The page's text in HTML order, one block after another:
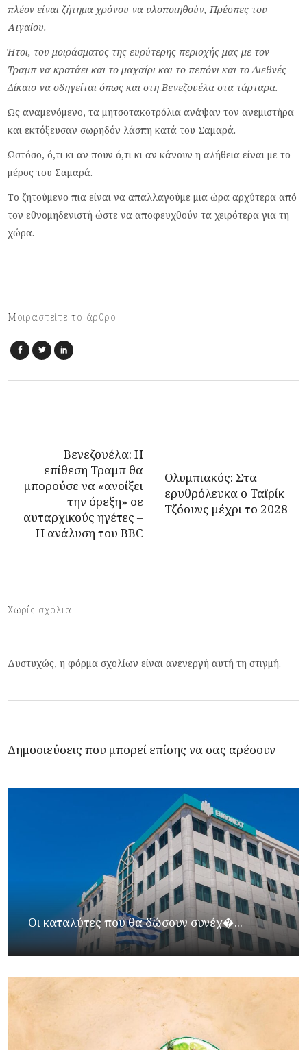
πλέον είναι ζήτημα χρόνου να υλοποιηθούν, Πρέσπες του
Αιγαίου.
Ήτοι, του μοιράσματος της ευρύτερης περιοχής μας με τον
Τραμπ να κρατάει και το μαχαίρι και το πεπόνι και το Διεθνές
Δίκαιο να οδηγείται όπως και στη Βενεζουέλα στα τάρταρα.
Ως αναμενόμενο, τα μητσοτακοτρόλια ανάψαν τον ανεμιστήρα
και εκτόξευσαν σωρηδόν λάσπη κατά του Σαμαρά.
Ωστόσο, ό,τι κι αν πουν ό,τι κι αν κάνουν η αλήθεια είναι με το
μέρος του Σαμαρά.
Το ζητούμενο πια είναι να απαλλαγούμε μια ώρα αρχύτερα από
τον εθνομηδενιστή ώστε να αποφευχθούν τα χειρότερα για τη
χώρα.
Μοιραστείτε το άρθρο
Βενεζουέλα: Η
επίθεση Τραμπ θα
μπορούσε να «ανοίξει
την όρεξη» σε
αυταρχικούς ηγέτες –
Η ανάλυση του BBC
Ολυμπιακός: Στα
ερυθρόλευκα ο Ταϊρίκ
Τζόουνς μέχρι το 2028
Χωρίς σχόλια
Δυστυχώς, η φόρμα σχολίων είναι ανενεργή αυτή τη στιγμή.
Δημοσιεύσεις που μπορεί επίσης να σας αρέσουν
Οι καταλύτες που θα δώσουν συνέχ�...